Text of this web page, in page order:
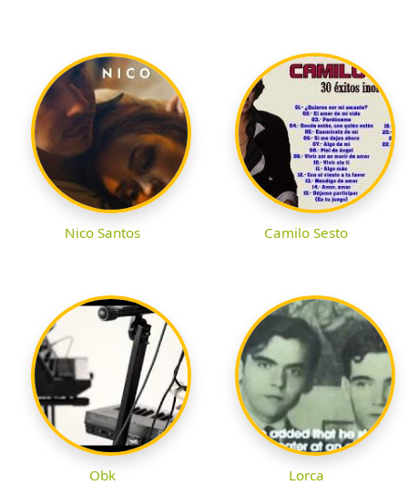
Nico Santos Camilo Sesto
Obk Lorca